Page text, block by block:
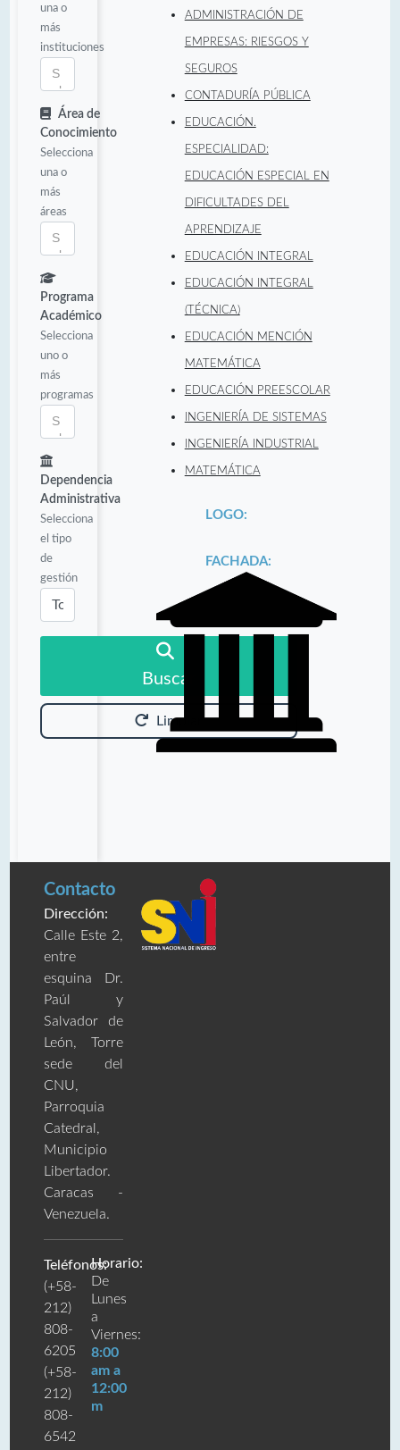
una o
más
instituciones
Área de
Conocimiento
Selecciona
una o
más
áreas
Programa
Académico
Selecciona
uno o
más
programas
Dependencia
Administrativa
Selecciona
el tipo
de
gestión
Buscar
Limpiar
ADMINISTRACIÓN DE
EMPRESAS: RIESGOS Y
SEGUROS
CONTADURÍA PÚBLICA
EDUCACIÓN.
ESPECIALIDAD:
EDUCACIÓN ESPECIAL EN
DIFICULTADES DEL
APRENDIZAJE
EDUCACIÓN INTEGRAL
EDUCACIÓN INTEGRAL
(TÉCNICA)
EDUCACIÓN MENCIÓN
MATEMÁTICA
EDUCACIÓN PREESCOLAR
INGENIERÍA DE SISTEMAS
INGENIERÍA INDUSTRIAL
MATEMÁTICA
LOGO:
FACHADA:
Contacto
Dirección:
Calle Este 2,
entre
esquina Dr.
Paúl y
Salvador de
León, Torre
sede del
CNU,
Parroquia
Catedral,
Municipio
Libertador.
Caracas -
Venezuela.
Teléfonos:
(+58-
212)
808-
6205
(+58-
212)
808-
6542
Horario:
De
Lunes
a
Viernes:
8:00
am a
12:00
m